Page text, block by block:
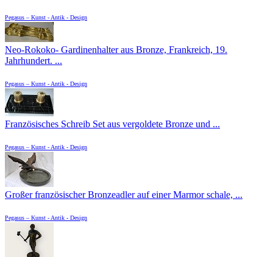
Pegasus – Kunst - Antik - Design
Neo-Rokoko- Gardinenhalter aus Bronze, Frankreich, 19.
Jahrhundert. ...
Pegasus – Kunst - Antik - Design
Französisches Schreib Set aus vergoldete Bronze und ...
Pegasus – Kunst - Antik - Design
Großer französischer Bronzeadler auf einer Marmor schale, ...
Pegasus – Kunst - Antik - Design